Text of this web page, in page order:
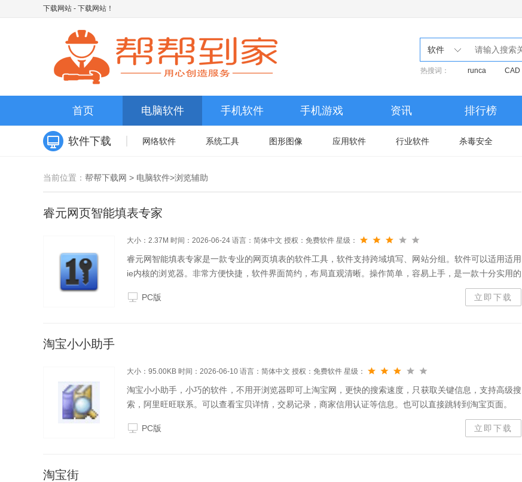
下载网站 - 下载网站！
软件
热搜词： runca CAD
首页 电脑软件 手机软件 手机游戏 资讯 排行榜
软件下载 网络软件 系统工具 图形图像 应用软件 行业软件 杀毒安全
当前位置： 帮帮下载网 > 电脑软件>浏览辅助
睿元网页智能填表专家
大小：2.37M 时间：2026-06-24 语言：简体中文 授权：免费软件 星级：
睿元网智能填表专家是一款专业的网页填表的软件工具，软件支持跨域填写、网站分组。软件可以适用适用
ie内核的浏览器。非常方便快捷，软件界面简约，布局直观清晰。操作简单，容易上手，是一款十分实用的
工具。功能介绍支持所有使用IE内核的浏览器(双核浏览器请切换到兼容模式再使用本功能)。在浏览网页
时，如果需要登...
PC版 立即下载
淘宝小小助手
大小：95.00KB 时间：2026-06-10 语言：简体中文 授权：免费软件 星级：
淘宝小小助手，小巧的软件，不用开浏览器即可上淘宝网，更快的搜索速度，只获取关键信息，支持高级搜
索，阿里旺旺联系。可以查看宝贝详情，交易记录，商家信用认证等信息。也可以直接跳转到淘宝页面。
PC版 立即下载
淘宝街